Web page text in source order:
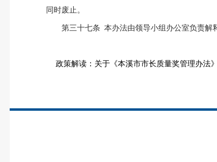
同时废止。
第三十七条 本办法由领导小组办公室负责解
政策解读： 关于《本溪市市长质量奖管理办法